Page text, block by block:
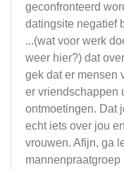
geconfronteerd
datingsite negatief
...(wat voor werk
weer hier?) dat
gek dat er mensen
er vriendschappen
ontmoetingen. Dat
echt iets over jou
vrouwen. Afijn, ga